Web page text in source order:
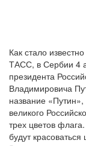
Как стало
ТАСС, в Сербии 4
президента
Владимировича
название
великого
трех цветов
будут